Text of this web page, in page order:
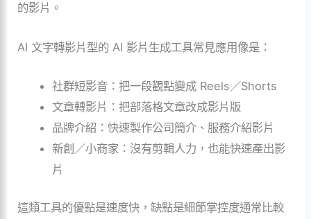
的影片。
AI 文字轉影片型的 AI 影片生成工具常見應用像是：
社群短影音：把一段觀點變成 Reels／Shorts
文章轉影片：把部落格文章改成影片版
品牌介紹：快速製作公司簡介、服務介紹影片
新創／小商家：沒有剪輯人力，也能快速產出影
片
這類工具的優點是速度快，缺點是細節掌控度通常比較